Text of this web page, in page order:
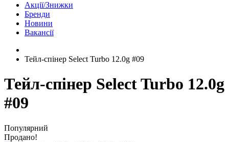
Акції/Знижки
Бренди
Новини
Вакансії
Тейл-спінер Select Turbo 12.0g #09
Тейл-спінер Select Turbo 12.0g
#09
Популярний
Продано!